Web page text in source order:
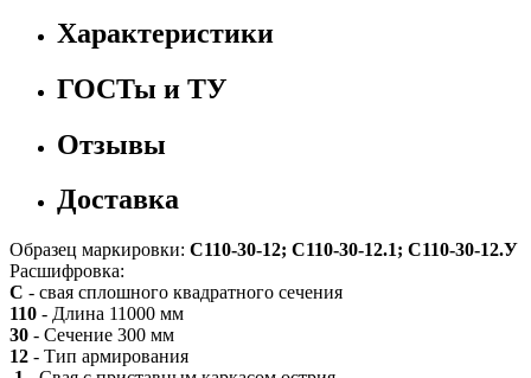
Характеристики
ГОСТы и ТУ
Отзывы
Доставка
Образец маркировки: С110-30-12; С110-30-12.1; С110-30-12.У
Расшифровка:
С - свая сплошного квадратного сечения
110 - Длина 11000 мм
30 - Сечение 300 мм
12 - Тип армирования